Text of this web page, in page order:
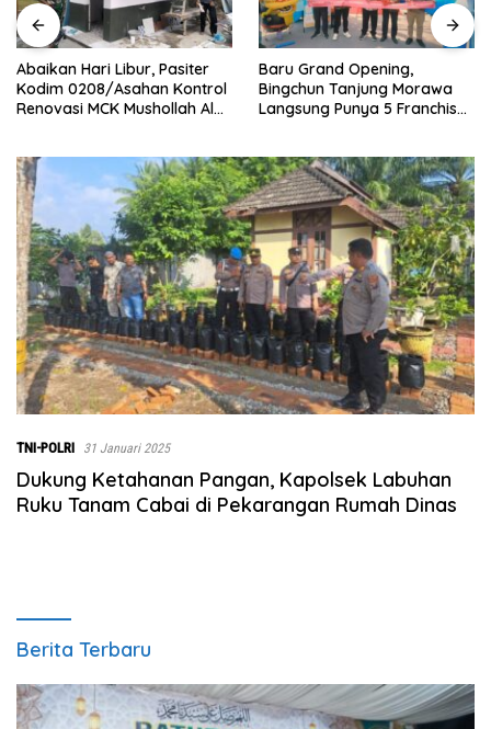
Abaikan Hari Libur, Pasiter
Kodim 0208/Asahan Kontrol
Renovasi MCK Mushollah Al
‎Baru Grand Opening,
Bingchun Tanjung Morawa
Langsung Punya 5 Franchise
TNI-POLRI 31 Januari 2025
Dukung Ketahanan Pangan, Kapolsek Labuhan
Ruku Tanam Cabai di Pekarangan Rumah Dinas
Berita Terbaru